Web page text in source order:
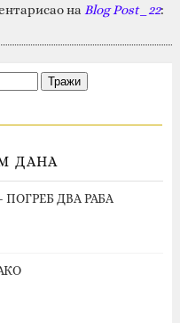
на Blog Post_22:
ДАНА
ПОГРЕБ ДВА РАБА